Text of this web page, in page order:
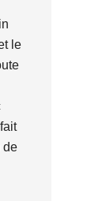
le
de